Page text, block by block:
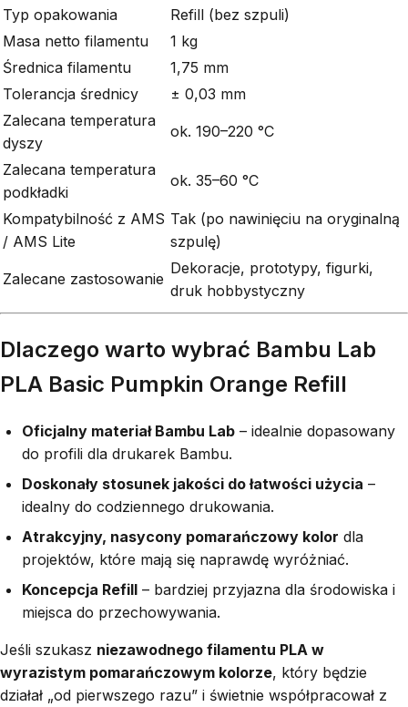
Typ opakowania
Refill (bez szpuli)
Masa netto filamentu
1 kg
Średnica filamentu
1,75 mm
Tolerancja średnicy
± 0,03 mm
Zalecana temperatura
dyszy
ok. 190–220 °C
Zalecana temperatura
podkładki
ok. 35–60 °C
Kompatybilność z AMS
/ AMS Lite
Tak (po nawinięciu na oryginalną
szpulę)
Zalecane zastosowanie
Dekoracje, prototypy, figurki,
druk hobbystyczny
Dlaczego warto wybrać Bambu Lab
PLA Basic Pumpkin Orange Refill
Oficjalny materiał Bambu Lab – idealnie dopasowany
do profili dla drukarek Bambu.
Doskonały stosunek jakości do łatwości użycia –
idealny do codziennego drukowania.
Atrakcyjny, nasycony pomarańczowy kolor dla
projektów, które mają się naprawdę wyróżniać.
Koncepcja Refill – bardziej przyjazna dla środowiska i
miejsca do przechowywania.
Jeśli szukasz niezawodnego filamentu PLA w
wyrazistym pomarańczowym kolorze, który będzie
działał „od pierwszego razu” i świetnie współpracował z